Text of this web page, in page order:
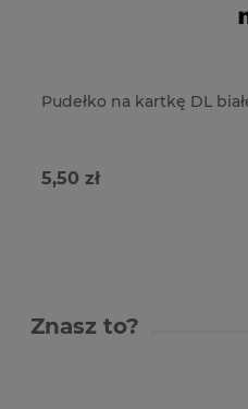
Pudełko na kartkę DL
5,50 zł
Znasz to?